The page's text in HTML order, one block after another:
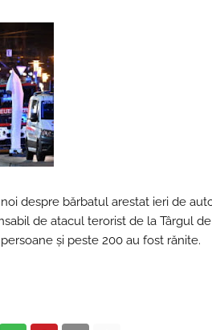
despre bărbatul arestat ieri de
de atacul terorist de la Târgul
și peste 200 au fost rănite.